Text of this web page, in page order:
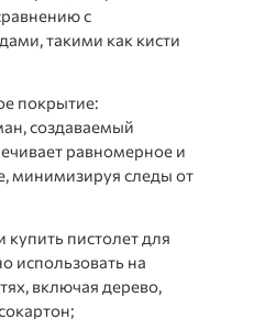
с
такими как кисти
покрытие:
создаваемый
равномерное и
минимизируя следы от
купить пистолет для
использовать на
включая дерево,